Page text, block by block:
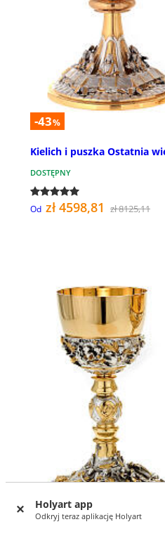
Holyart app
Odkryj teraz aplikację Holyart
-43%
Kielich i puszka Ostatnia
DOSTĘPNY
Od zł 4598,81 zł 8125,11